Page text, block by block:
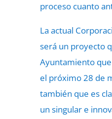
proceso cuanto
La actual
será un proyecto
Ayuntamiento
el próximo 28 de
también que es
un singular e